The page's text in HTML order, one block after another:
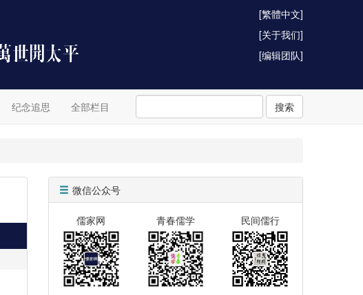
[繁體中文]
[关于我们]
[编辑团队]
纪念追思 全部栏目 搜索
微信公众号
儒家网 青春儒学 民间儒行